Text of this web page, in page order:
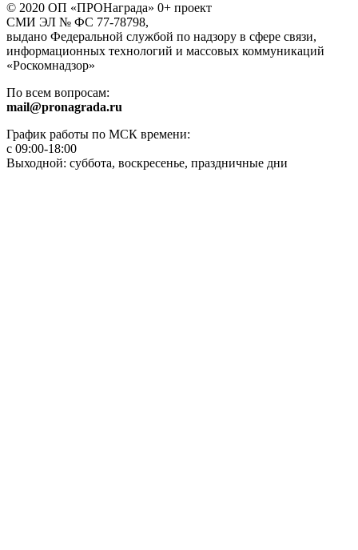
© 2020 ОП «ПРОНаграда» 0+ проект
СМИ ЭЛ № ФС 77-78798,
выдано Федеральной службой по надзору в сфере связи,
информационных технологий и массовых коммуникаций
«Роскомнадзор»
По всем вопросам:
mail@pronagrada.ru
График работы по МСК времени:
с 09:00-18:00
Выходной: суббота, воскресенье, праздничные дни